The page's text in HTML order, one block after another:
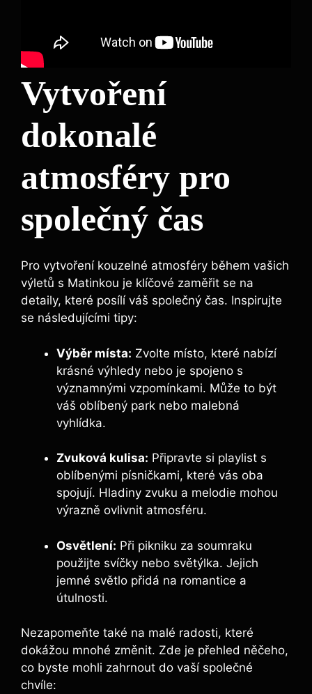
Vytvoření
dokonalé
atmosféry pro
společný čas
Pro vytvoření kouzelné atmosféry během vašich
výletů s Matinkou je klíčové zaměřit se na
detaily, které posílí váš společný čas. Inspirujte
se následujícími tipy:
Výběr místa: Zvolte místo, které nabízí
krásné výhledy nebo je spojeno s
významnými vzpomínkami. Může to být
váš oblíbený park nebo malebná
vyhlídka.
Zvuková kulisa: Připravte si playlist s
oblíbenými písničkami, které vás oba
spojují. Hladiny zvuku a melodie mohou
výrazně ovlivnit atmosféru.
Osvětlení: Při pikniku za soumraku
použijte svíčky nebo světýlka. Jejich
jemné světlo přidá na romantice a
útulnosti.
Nezapomeňte také na malé radosti, které
dokážou mnohé změnit. Zde je přehled něčeho,
co byste mohli zahrnout do vaší společné
chvíle: